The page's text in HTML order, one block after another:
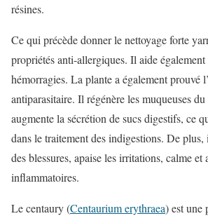
résines.
Ce qui précède donner le nettoyage forte
propriétés anti-allergiques. Il aide également
hémorragies. La plante a également prouvé
antiparasitaire. Il régénère les muqueuses
augmente la sécrétion de sucs digestifs, ce
dans le traitement des indigestions. De
des blessures, apaise les irritations, calme et
inflammatoires.
Le centaury (Centaurium erythraea) est une